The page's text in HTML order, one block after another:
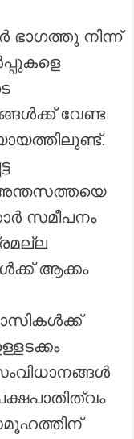
ഭാഗത്തു നിന്ന്
വേണ്ട
അന്തസത്തയെ
സമീപനം
ആക്കം